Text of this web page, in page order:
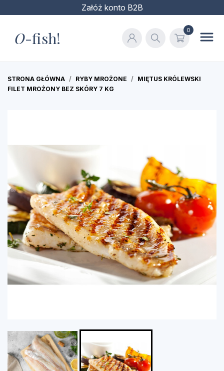
Załóż konto B2B
O-fish! 0
STRONA GŁÓWNA RYBY MROŻONE
MIĘTUS KRÓLEWSKI
FILET MROŻONY BEZ SKÓRY 7 KG